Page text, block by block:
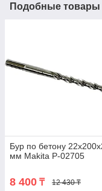
Подобные товары
Бур по бетону
мм Makita P-02705
8 400 ₸ 12 430 ₸